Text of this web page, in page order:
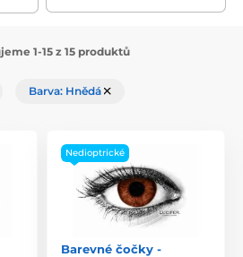
1-15 z 15 produktů
Barva: Hnědá
Nedioptrické
Barevné čočky -